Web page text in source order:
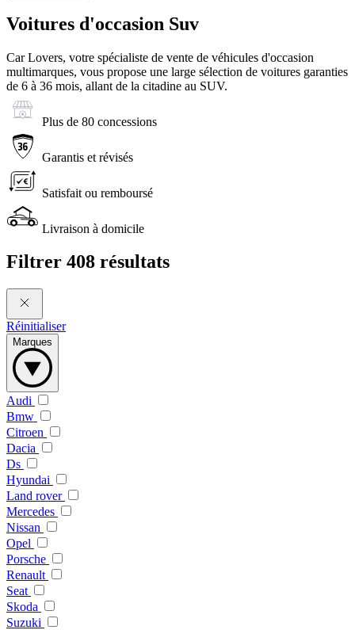
Voitures d'occasion Suv
Car Lovers, votre spécialiste de vente de véhicules d'occasion
multimarques, vous propose une large sélection de voitures garanties
de 6 à 36 mois, allant de la citadine au SUV.
Plus de 80 concessions
Garantis et révisés
Satisfait ou remboursé
Livraison à domicile
Filtrer 408 résultats
Réinitialiser
Marques
Audi
Bmw
Citroen
Dacia
Ds
Hyundai
Land rover
Mercedes
Nissan
Opel
Porsche
Renault
Seat
Skoda
Suzuki